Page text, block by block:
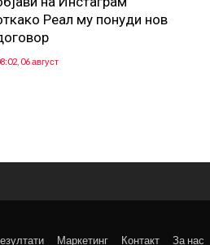
Реал му понуди нов
06 август
Маркетинг Контакт За нас